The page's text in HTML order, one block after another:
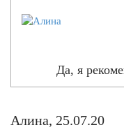
Да, я
Алина, 25.07.20